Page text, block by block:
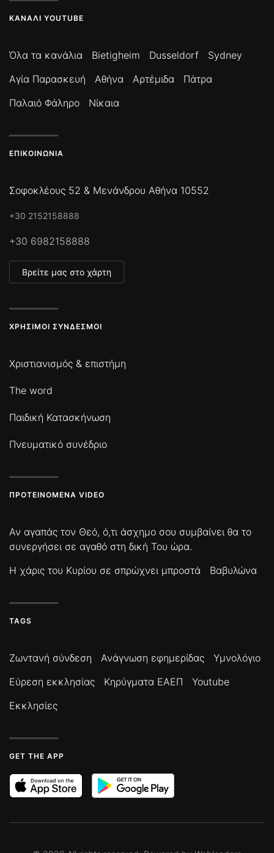
ΚΑΝΆΛΙ YOUTUBE
Όλα τα κανάλια Bietigheim Dusseldorf
Sydney
Αγία Παρασκευή
Αθήνα Αρτέμιδα
Πάτρα
Παλαιό Φάληρο
Νίκαια
ΕΠΙΚΟΙΝΩΝΊΑ
Σοφοκλέους 52 & Μενάνδρου Αθήνα 10552
+30 2152158888
+30 6982158888
Βρείτε μας στο χάρτη
ΧΡΉΣΙΜΟΙ ΣΎΝΔΕΣΜΟΙ
Χριστιανισμός & επιστήμη
The word
Παιδική Κατασκήνωση
Πνευματικό συνέδριο
ΠΡΟΤΕΙΝΌΜΕΝΑ VIDEO
Αν αγαπάς τον Θεό, ό,τι άσχημο σου συμβαίνει θα το
συνεργήσει σε αγαθό στη δική Του ώρα.
Η χάρις του Κυρίου σε σπρώχνει μπροστά
Βαβυλώνα
TAGS
Ζωντανή σύνδεση Ανάγνωση εφημερίδας
Υμνολόγιο
Εύρεση εκκλησίας
Κηρύγματα ΕΑΕΠ
Youtube
Εκκλησίες
GET THE APP